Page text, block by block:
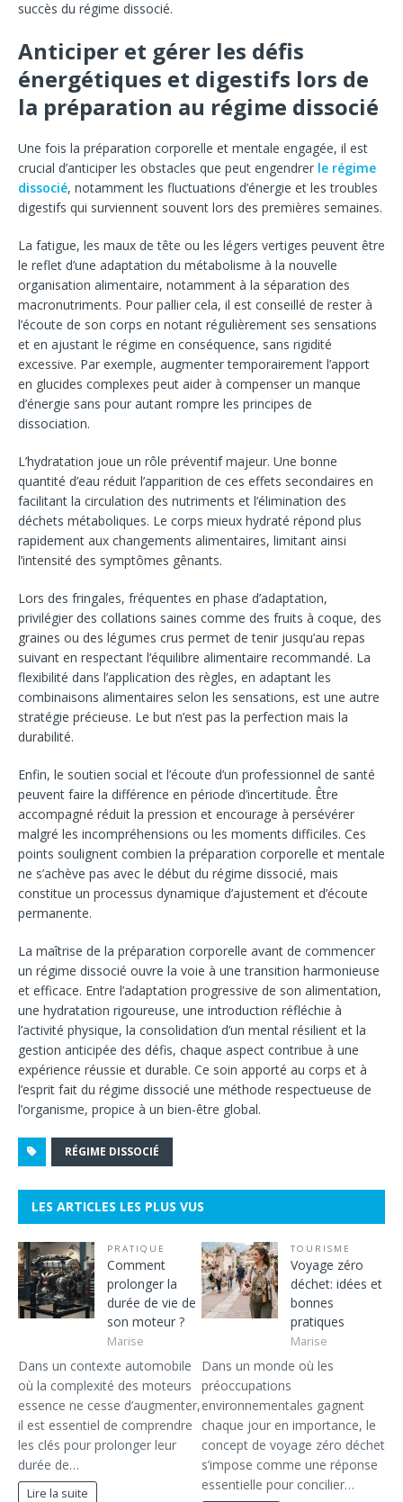
succès du régime dissocié.
Anticiper et gérer les défis
énergétiques et digestifs lors de
la préparation au régime dissocié
Une fois la préparation corporelle et mentale engagée, il est
crucial d’anticiper les obstacles que peut engendrer le régime
dissocié, notamment les fluctuations d’énergie et les troubles
digestifs qui surviennent souvent lors des premières semaines.
La fatigue, les maux de tête ou les légers vertiges peuvent être
le reflet d’une adaptation du métabolisme à la nouvelle
organisation alimentaire, notamment à la séparation des
macronutriments. Pour pallier cela, il est conseillé de rester à
l’écoute de son corps en notant régulièrement ses sensations
et en ajustant le régime en conséquence, sans rigidité
excessive. Par exemple, augmenter temporairement l’apport
en glucides complexes peut aider à compenser un manque
d’énergie sans pour autant rompre les principes de
dissociation.
L’hydratation joue un rôle préventif majeur. Une bonne
quantité d’eau réduit l’apparition de ces effets secondaires en
facilitant la circulation des nutriments et l’élimination des
déchets métaboliques. Le corps mieux hydraté répond plus
rapidement aux changements alimentaires, limitant ainsi
l’intensité des symptômes gênants.
Lors des fringales, fréquentes en phase d’adaptation,
privilégier des collations saines comme des fruits à coque, des
graines ou des légumes crus permet de tenir jusqu’au repas
suivant en respectant l’équilibre alimentaire recommandé. La
flexibilité dans l’application des règles, en adaptant les
combinaisons alimentaires selon les sensations, est une autre
stratégie précieuse. Le but n’est pas la perfection mais la
durabilité.
Enfin, le soutien social et l’écoute d’un professionnel de santé
peuvent faire la différence en période d’incertitude. Être
accompagné réduit la pression et encourage à persévérer
malgré les incompréhensions ou les moments difficiles. Ces
points soulignent combien la préparation corporelle et mentale
ne s’achève pas avec le début du régime dissocié, mais
constitue un processus dynamique d’ajustement et d’écoute
permanente.
La maîtrise de la préparation corporelle avant de commencer
un régime dissocié ouvre la voie à une transition harmonieuse
et efficace. Entre l’adaptation progressive de son alimentation,
une hydratation rigoureuse, une introduction réfléchie à
l’activité physique, la consolidation d’un mental résilient et la
gestion anticipée des défis, chaque aspect contribue à une
expérience réussie et durable. Ce soin apporté au corps et à
l’esprit fait du régime dissocié une méthode respectueuse de
l’organisme, propice à un bien-être global.
RÉGIME DISSOCIÉ
LES ARTICLES LES PLUS VUS
PRATIQUE
Comment
prolonger la
durée de vie de
son moteur ?
Marise
Dans un contexte automobile
où la complexité des moteurs
essence ne cesse d’augmenter,
il est essentiel de comprendre
les clés pour prolonger leur
durée de…
Lire la suite
TOURISME
Voyage zéro
déchet: idées et
bonnes
pratiques
Marise
Dans un monde où les
préoccupations
environnementales gagnent
chaque jour en importance, le
concept de voyage zéro déchet
s’impose comme une réponse
essentielle pour concilier…